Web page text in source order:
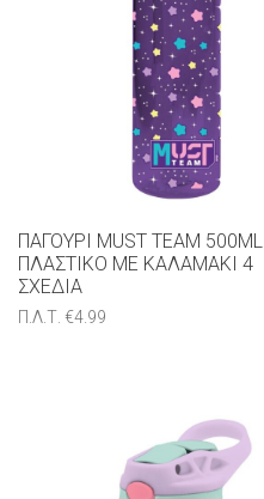
ΠΑΓΟΎΡΙ MUST TEAM 500ML
ΠΛΑΣΤΙΚΌ ΜΕ ΚΑΛΑΜΆΚΙ 4
ΣXΈΔΙΑ
Π.Λ.Τ.€4.99